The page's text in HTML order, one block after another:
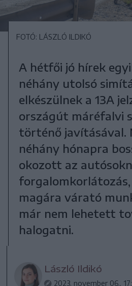
FOTÓ: LÁSZLÓ ILDIKÓ
A hétfői jó hírek
néhány utolsó
elkészülnek a 13A
országút máréfalvi
történő javításával.
néhány hónapra
okozott az
magára várató
már nem lehetett
halogatni.
László Ildikó
2023. november 06.,